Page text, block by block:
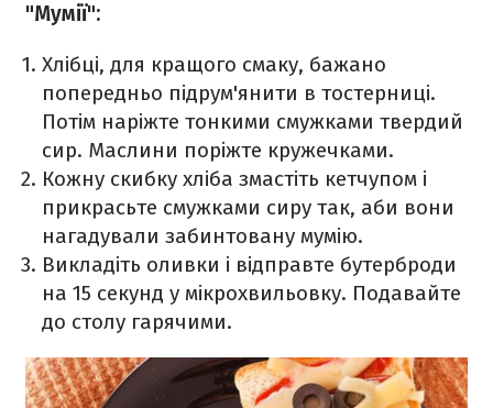
"Мумії":
Хлібці, для кращого смаку, бажано
попередньо підрум'янити в тостерниці.
Потім наріжте тонкими смужками твердий
сир. Маслини поріжте кружечками.
Кожну скибку хліба змастіть кетчупом і
прикрасьте смужками сиру так, аби вони
нагадували забинтовану мумію.
Викладіть оливки і відправте бутерброди
на 15 секунд у мікрохвильовку. Подавайте
до столу гарячими.